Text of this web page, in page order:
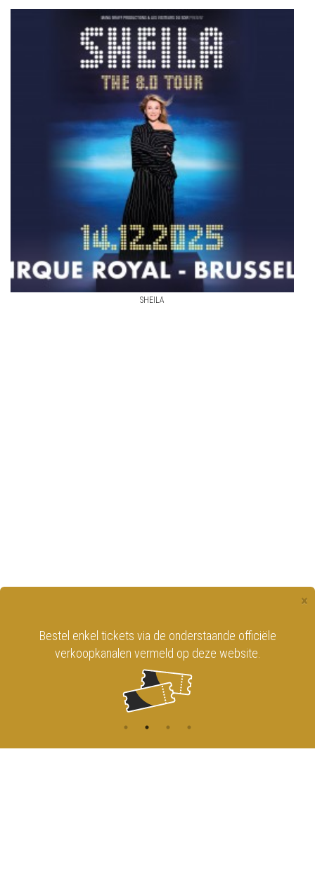
SHEILA
×
Bestel enkel tickets via de onderstaande officiële
verkoopkanalen vermeld op deze website.